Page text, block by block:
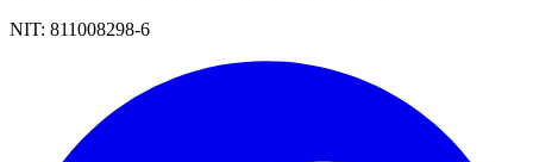
NIT: 811008298-6